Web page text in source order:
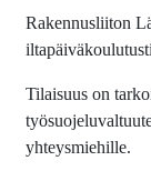
Rakennusliiton
Tilaisuus on
yhteysmiehille.